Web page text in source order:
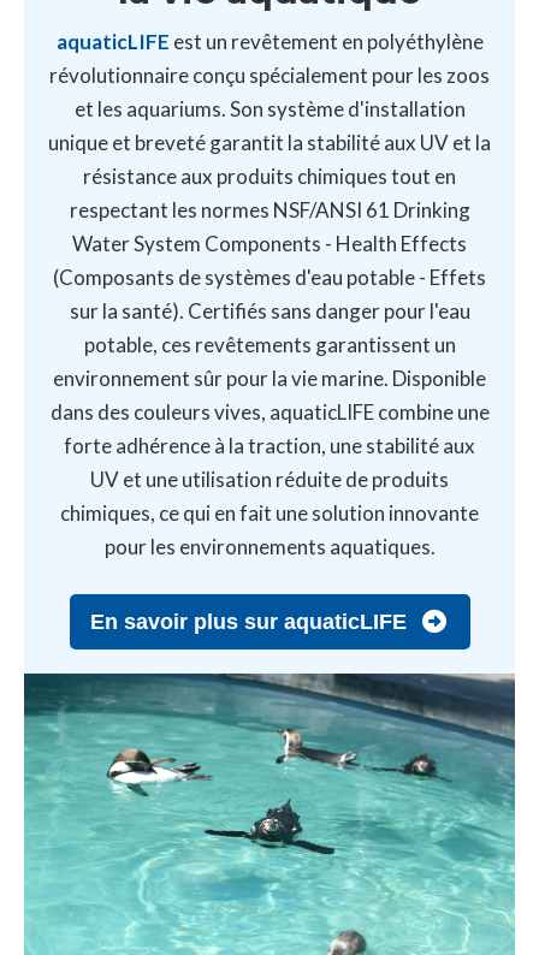
aquaticLIFE est un revêtement en polyéthylène
révolutionnaire conçu spécialement pour les zoos
et les aquariums. Son système d'installation
unique et breveté garantit la stabilité aux UV et la
résistance aux produits chimiques tout en
respectant les normes NSF/ANSI 61 Drinking
Water System Components - Health Effects
(Composants de systèmes d'eau potable - Effets
sur la santé). Certifiés sans danger pour l'eau
potable, ces revêtements garantissent un
environnement sûr pour la vie marine. Disponible
dans des couleurs vives, aquaticLIFE combine une
forte adhérence à la traction, une stabilité aux
UV et une utilisation réduite de produits
chimiques, ce qui en fait une solution innovante
pour les environnements aquatiques.
En savoir plus sur aquaticLIFE